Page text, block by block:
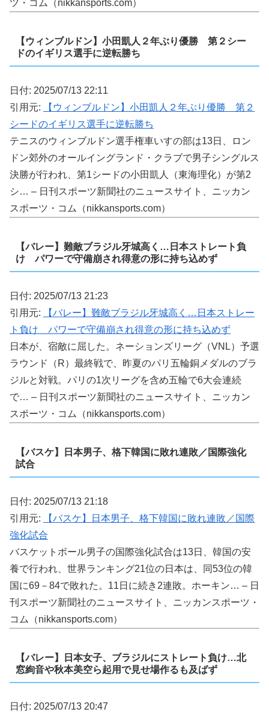
ツ・コム（nikkansports.com）
【ウィンブルドン】小田凱人２年ぶり優勝 第２シー
ドのイギリス選手に逆転勝ち
日付: 2025/07/13 22:11
引用元:
【ウィンブルドン】小田凱人２年ぶり優勝 第２
シードのイギリス選手に逆転勝ち
テニスのウィンブルドン選手権車いすの部は13日、ロン
ドン郊外のオールイングランド・クラブで男子シングルス
決勝が行われ、第1シードの小田凱人（東海理化）が第2
シ… – 日刊スポーツ新聞社のニュースサイト、ニッカン
スポーツ・コム（nikkansports.com）
【バレー】難敵ブラジル牙城高く…日本ストレート負
け パワーで守備崩され得意の形に持ち込めず
日付: 2025/07/13 21:23
引用元:
【バレー】難敵ブラジル牙城高く…日本ストレー
ト負け パワーで守備崩され得意の形に持ち込めず
日本が、宿敵に屈した。ネーションズリーグ（VNL）予選
ラウンド（R）最終戦で、昨夏のパリ五輪銅メダルのブラ
ジルと対戦。パリの1次リーグを含め五輪で6大会連続
で… – 日刊スポーツ新聞社のニュースサイト、ニッカン
スポーツ・コム（nikkansports.com）
【バスケ】日本男子、格下韓国に敗れ連敗／国際強化
試合
日付: 2025/07/13 21:18
引用元:
【バスケ】日本男子、格下韓国に敗れ連敗／国際
強化試合
バスケットボール男子の国際強化試合は13日、韓国の安
養で行われ、世界ランキング21位の日本は、同53位の韓
国に69－84で敗れた。11日に続き2連敗。ホーキン… – 日
刊スポーツ新聞社のニュースサイト、ニッカンスポーツ・
コム（nikkansports.com）
【バレー】日本女子、ブラジルにストレート負け…北
窓絢音や秋本美空ら起用で見せ場作るも及ばず
日付: 2025/07/13 20:47